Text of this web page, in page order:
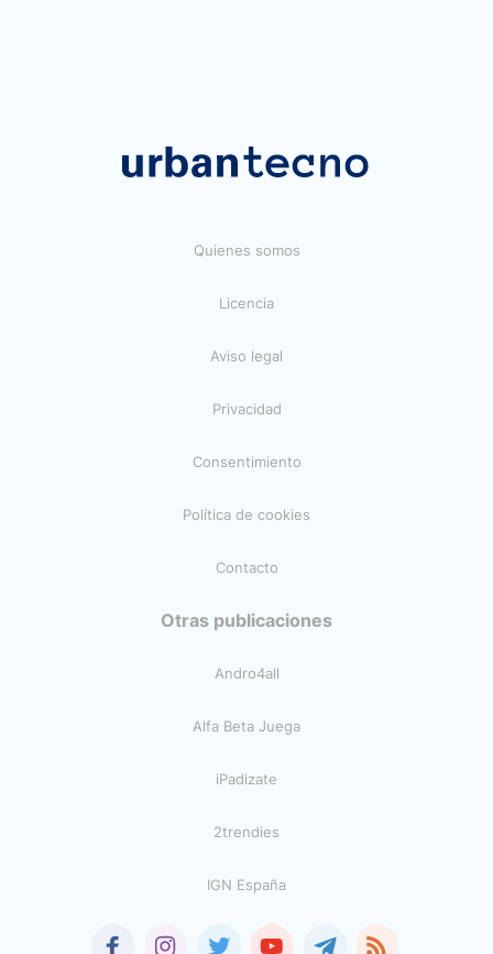
Quienes somos
Licencia
Aviso legal
Privacidad
Consentimiento
Política de cookies
Contacto
Otras publicaciones
Andro4all
Alfa Beta Juega
iPadizate
2trendies
IGN España